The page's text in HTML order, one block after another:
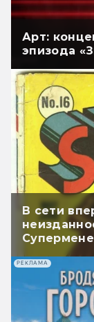
Арт:
эпизода
В сети
РЕКЛАМА